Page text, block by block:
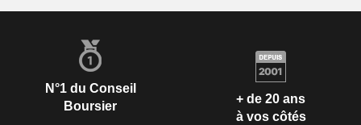
N°1 du Conseil
Boursier
+ de 20 ans
à vos côtés